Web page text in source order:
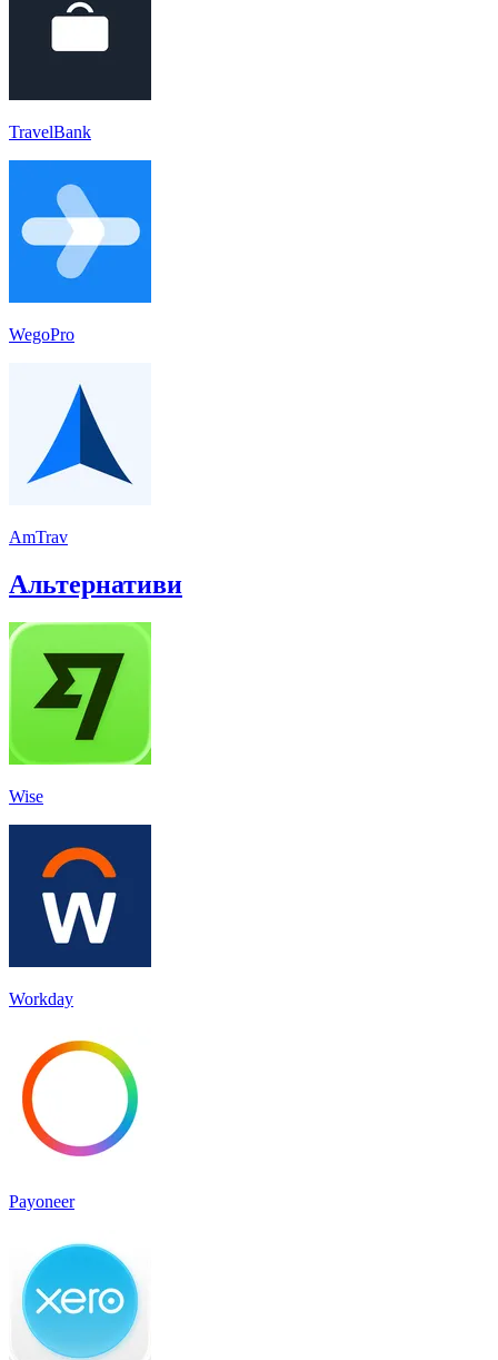
TravelBank
WegoPro
AmTrav
Альтернативи
Wise
Workday
Payoneer